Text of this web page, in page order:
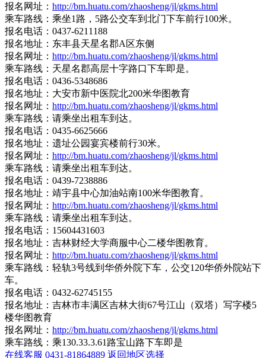
报名网址： http://bm.huatu.com/zhaosheng/jl/gkms.html
乘车路线：乘坐1路，5路公交车到北门下车前行100米。
报名电话：0437-6211188
报名地址：东丰县天星名郡A区东侧
报名网址： http://bm.huatu.com/zhaosheng/jl/gkms.html
乘车路线：天星名郡高层十字路口下车即是。
报名电话：0436-5348686
报名地址：大安市新中医院北200米华图教育
报名网址： http://bm.huatu.com/zhaosheng/jl/gkms.html
乘车路线：请乘坐出租车到达。
报名电话：0435-6625666
报名地址：遗址公园宴宾楼前行30米。
报名网址： http://bm.huatu.com/zhaosheng/jl/gkms.html
乘车路线：请乘坐出租车到达。
报名电话：0439-7238886
报名地址：靖宇县中心加油站南100米华图教育。
报名网址： http://bm.huatu.com/zhaosheng/jl/gkms.html
乘车路线：请乘坐出租车到达。
报名电话：15604431603
报名地址：吉林财经大学商服中心二楼华图教育。
报名网址： http://bm.huatu.com/zhaosheng/jl/gkms.html
乘车路线：轻轨3号线到华侨外院下车，公交120华侨外院站下
车。
报名电话：0432-62745155
报名地址：吉林市丰满区吉林大街67号江山（双塔）写字楼5
楼华图教育
报名网址： http://bm.huatu.com/zhaosheng/jl/gkms.html
乘车路线：乘130.33.3.61路宝山路下车即是
在线客服 0431-81864889 返回地区选择